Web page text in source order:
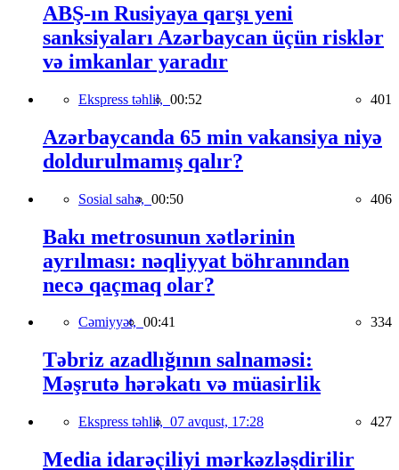
ABŞ-ın Rusiyaya qarşı yeni
sanksiyaları Azərbaycan üçün risklər
və imkanlar yaradır
Ekspress təhlil, 00:52 401
Azərbaycanda 65 min vakansiya niyə
doldurulmamış qalır?
Sosial sahə, 00:50 406
Bakı metrosunun xətlərinin
ayrılması: nəqliyyat böhranından
necə qaçmaq olar?
Cəmiyyət, 00:41 334
Təbriz azadlığının salnaməsi:
Məşrutə hərəkatı və müasirlik
Ekspress təhlil, 07 avqust, 17:28 427
Media idarəçiliyi mərkəzləşdirilir